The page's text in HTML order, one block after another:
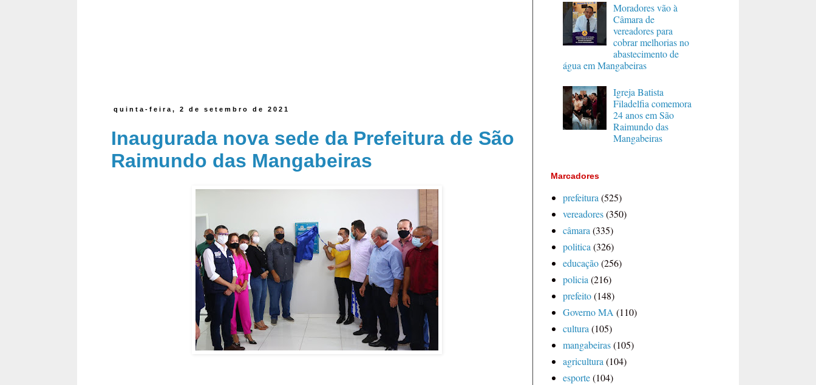
quinta-feira, 2 de setembro de 2021
Inaugurada nova sede da Prefeitura de São
Raimundo das Mangabeiras
Moradores vão à
Câmara de
vereadores para
cobrar melhorias no
abastecimento de
água em Mangabeiras
Igreja Batista
Filadelfia comemora
24 anos em São
Raimundo das
Mangabeiras
Marcadores
prefeitura (525)
vereadores(350)
câmara (335)
politica (326)
educação(256)
policia (216)
prefeito(148)
Governo MA (110)
cultura (105)
mangabeiras(105)
agricultura (104)
esporte(104)